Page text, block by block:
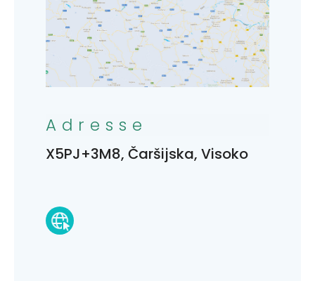
Adresse
X5PJ+3M8, Čaršijska, Visoko